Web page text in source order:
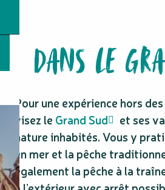
DANS LE
Pour une expérience hors
visez le Grand Sud
et ses
nature inhabités. Vous y
en mer et la pêche
également la pêche à la